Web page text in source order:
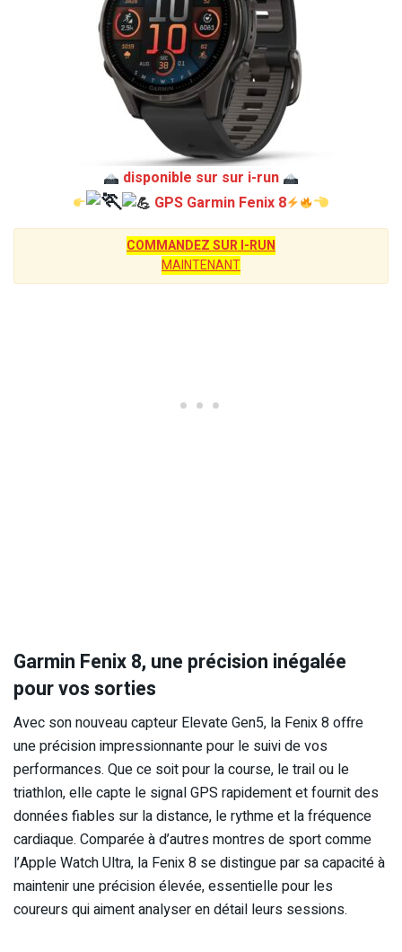
disponible sur sur i-run
GPS Garmin Fenix 8
COMMANDEZ SUR I-RUN
MAINTENANT
Garmin Fenix 8, une précision inégalée
pour vos sorties
Avec son nouveau capteur Elevate Gen5, la Fenix 8 offre
une précision impressionnante pour le suivi de vos
performances. Que ce soit pour la course, le trail ou le
triathlon, elle capte le signal GPS rapidement et fournit des
données fiables sur la distance, le rythme et la fréquence
cardiaque. Comparée à d’autres montres de sport comme
l’Apple Watch Ultra, la Fenix 8 se distingue par sa capacité à
maintenir une précision élevée, essentielle pour les
coureurs qui aiment analyser en détail leurs sessions.